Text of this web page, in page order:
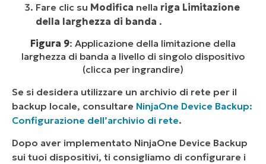
Fare clic su Modifica nella riga Limitazione
della larghezza di banda .
Figura 9: Applicazione della limitazione della
larghezza di banda a livello di singolo dispositivo
(clicca per ingrandire)
Se si desidera utilizzare un archivio di rete per il
backup locale, consultare NinjaOne Device Backup:
Configurazione dell’archivio di rete.
Dopo aver implementato NinjaOne Device Backup
sui tuoi dispositivi, ti consigliamo di configurare i